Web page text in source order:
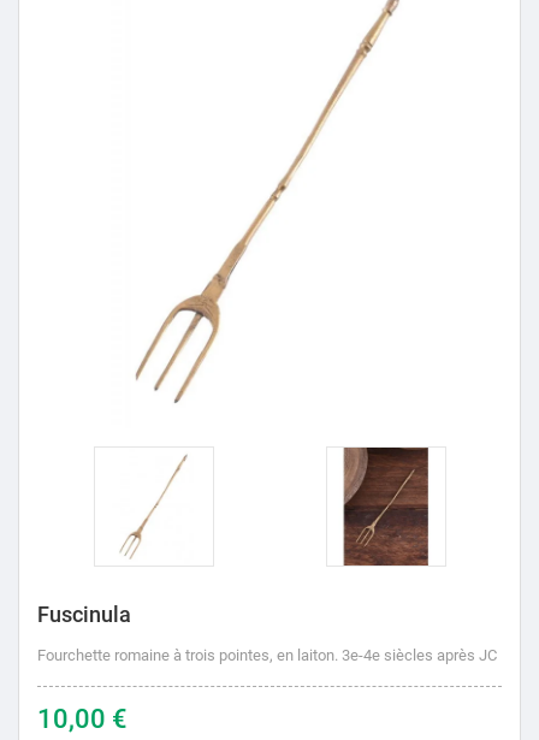
Fuscinula
Fourchette romaine à trois pointes, en laiton. 3e-4e siècles après JC
10,00 €